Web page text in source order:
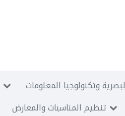
وتكنولوجيا المعلومات
تنظيم المناسبات والمعارض